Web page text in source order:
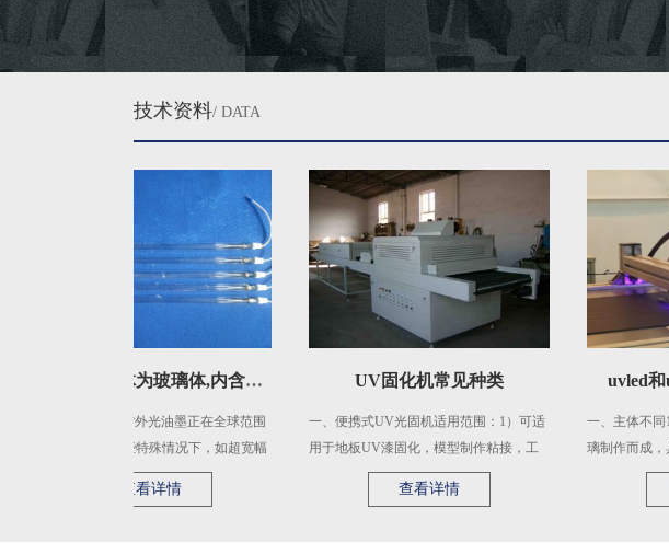
技术资料/ DATA
紫外灯管管体为玻璃体,内含水银或特殊元素蒸气,点灯时内电极温
LED固化紫外光油墨正在全球范围
，但在某些特殊情况下，如超宽幅
，LED会出现固化不 ...
UV固化机常见种类
一、便携式UV光固机适用范围：1）可适
用于地板UV漆固化，模型制作粘接，工
艺品上光，印刷，科学实验。 ...
查看详情
uvled和uv汞
一、主体不同1、uv汞
璃制作而成，具有极高
的紫外线波长。2、uvle
查看